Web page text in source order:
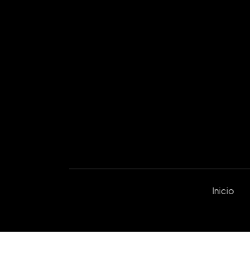
Inicio